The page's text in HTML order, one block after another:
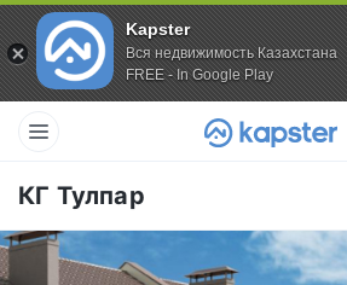
Kapster
Вся недвижимость Казахстана
FREE - In Google Play
КГ Тулпар